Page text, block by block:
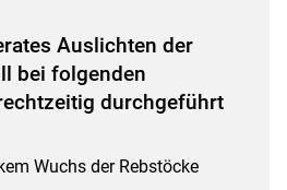
Auslichten der
bei folgenden
durchgeführt
Wuchs der Rebstöcke